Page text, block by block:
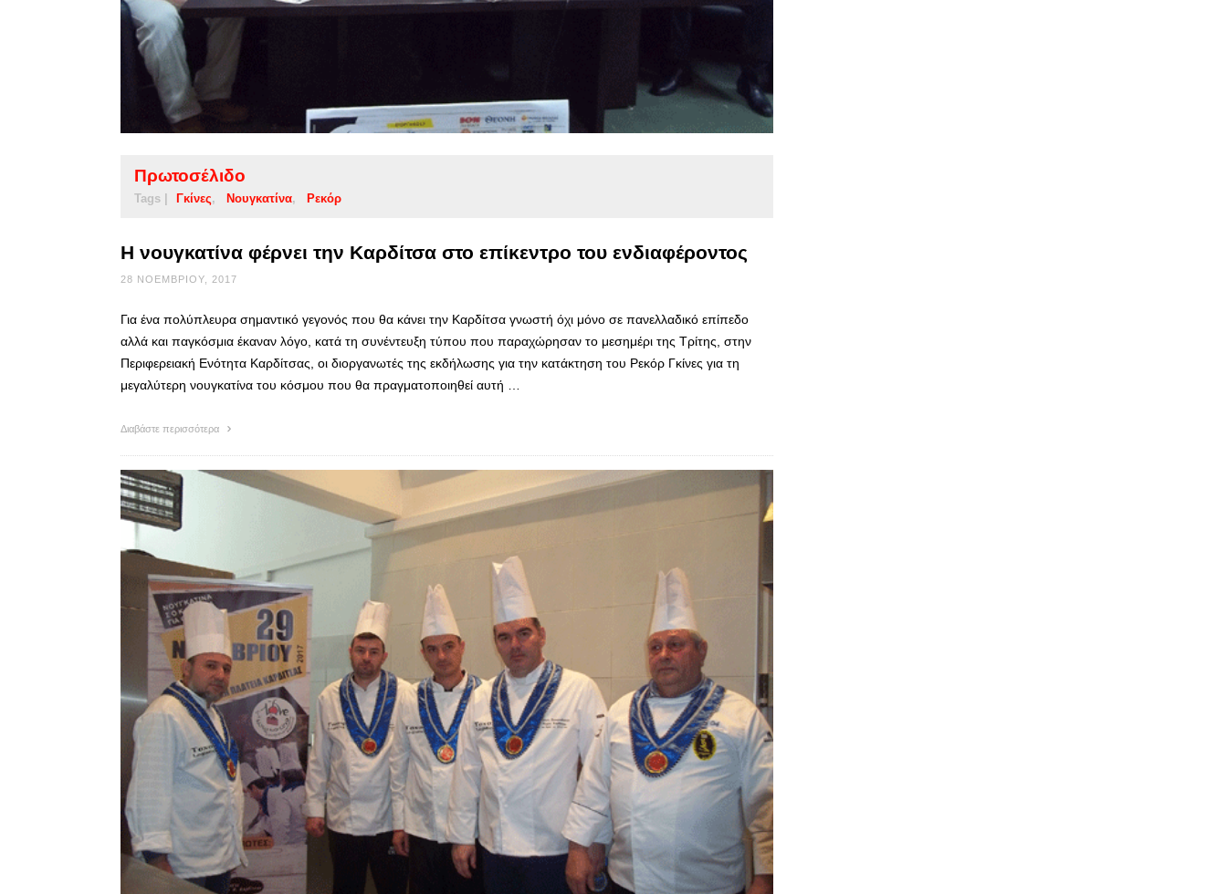
Πρωτοσέλιδο
Tags | Γκίνες Νουγκατίνα Ρεκόρ
Η νουγκατίνα φέρνει την Καρδίτσα στο επίκεντρο του ενδιαφέροντος
28 ΝΟΕΜΒΡΊΟΥ, 2017
Για ένα πολύπλευρα σημαντικό γεγονός που θα κάνει την Καρδίτσα γνωστή όχι μόνο σε πανελλαδικό επίπεδο
αλλά και παγκόσμια έκαναν λόγο, κατά τη συνέντευξη τύπου που παραχώρησαν το μεσημέρι της Τρίτης, στην
Περιφερειακή Ενότητα Καρδίτσας, οι διοργανωτές της εκδήλωσης για την κατάκτηση του Ρεκόρ Γκίνες για τη
μεγαλύτερη νουγκατίνα του κόσμου που θα πραγματοποιηθεί αυτή …
Διαβάστε περισσότερα